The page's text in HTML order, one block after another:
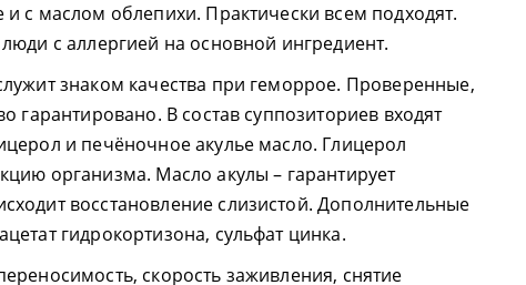
с маслом облепихи. Практически всем подходят.
с аллергией на основной ингредиент.
знаком качества при геморрое. Проверенные,
гарантировано. В состав суппозиториев входят
и печёночное акулье масло. Глицерол
организма. Масло акулы – гарантирует
восстановление слизистой. Дополнительные
гидрокортизона, сульфат цинка.
скорость заживления, снятие